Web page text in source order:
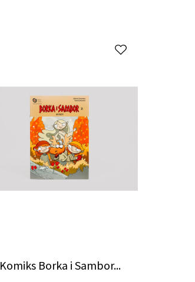
Komiks Borka i Sambor...